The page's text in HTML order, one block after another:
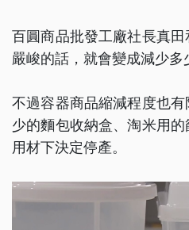
百圓商品批發工廠社長真
嚴峻的話，就會變成減少多
不過容器商品縮減程度也
少的麵包收納盒、淘米用
用材下決定停產。